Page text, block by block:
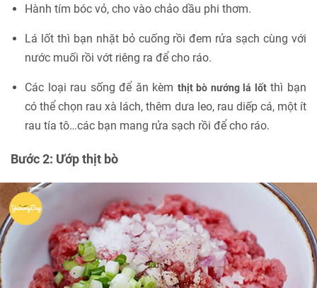
Hành tím bóc vỏ, cho vào chảo dầu phi thơm.
Lá lốt thì bạn nhặt bỏ cuống rồi đem rửa sạch cùng với
nước muối rồi vớt riêng ra để cho ráo.
Các loại rau sống để ăn kèm thịt bò nướng lá lốtthì bạn
có thể chọn rau xà lách, thêm dưa leo, rau diếp cá, một ít
rau tía tô…các bạn mang rửa sạch rồi để cho ráo.
Bước 2: Ướp thịt bò